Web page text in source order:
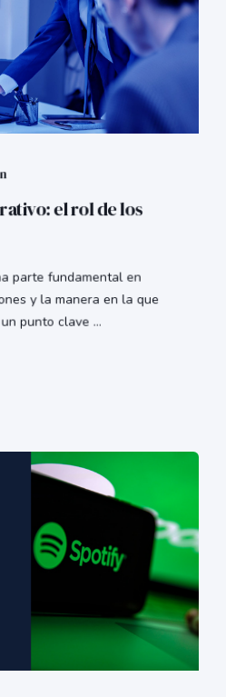
el rol de los
parte fundamental en
y la manera en la que
punto clave ...